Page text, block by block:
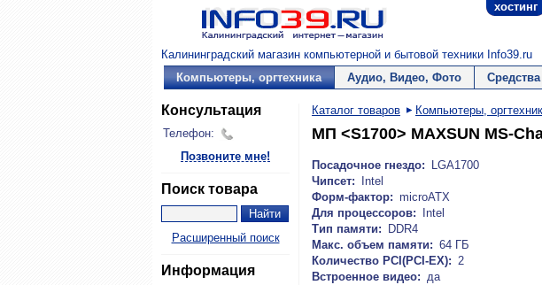
хостинг
Калининградский магазин компьютерной и бытовой техники Info39.ru
Компьютеры, оргтехника
Аудио, Видео, Фото
Консультация
Телефон:
Позвоните мне!
Поиск товара
Расширенный поиск
Информация
Каталог товаров Компьютеры,
МП <S1700> MAXSUN MS-
Посадочное гнездо:
LGA1700
Чипсет:
Intel
Форм-фактор: microATX
Для процессоров:
Intel
Тип памяти:
DDR4
Макс. объем памяти: 64 ГБ
Количество PCI(PCI-EX): 2
Встроенное видео: да